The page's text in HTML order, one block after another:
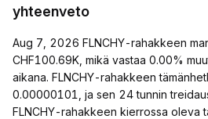
yhteenveto
Aug 7, 2026 FLNCHY-rahakkeen
CHF100.69K, mikä vastaa 0.00%
aikana. FLNCHY-rahakkeen
0.00000101, ja sen 24 tunnin
FLNCHY-rahakkeen kierrossa oleva